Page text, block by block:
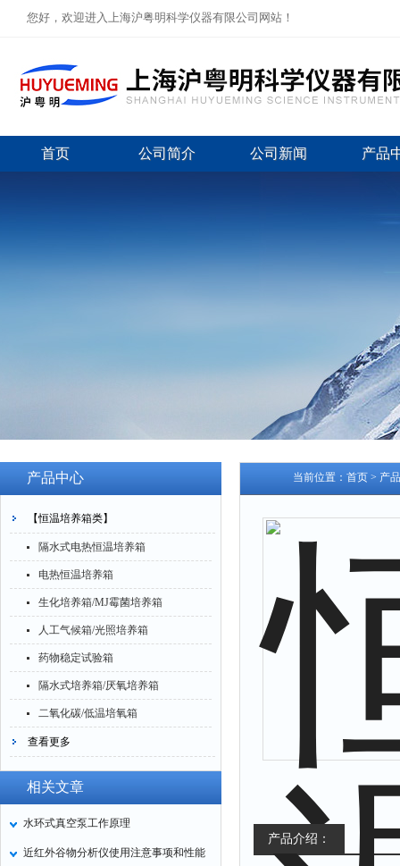
您好，欢迎进入上海沪粤明科学仪器有限公司网站！
首页 公司简介 公司新闻 产品
产品中心
【恒温培养箱类】
隔水式电热恒温培养箱
电热恒温培养箱
生化培养箱/MJ霉菌培养箱
人工气候箱/光照培养箱
药物稳定试验箱
隔水式培养箱/厌氧培养箱
二氧化碳/低温培氧箱
查看更多
相关文章
水环式真空泵工作原理
近红外谷物分析仪使用注意事项和性能
当前位置： 首页 > 产
产品介绍：